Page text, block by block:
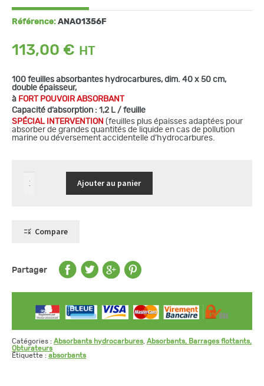
Référence: ANAO1356F
113,00 €
100 feuilles absorbantes hydrocarbures, dim. 40 x 50 cm,
double épaisseur,
à FORT POUVOIR ABSORBANT
Capacité d’absorption : 1,2 L / feuille
S PÉCIAL INTERVENTION (feuilles plus épaisses adaptées pour
absorber de grandes quantités de liquide en cas de pollution
marine ou déversement accidentelle d’hydrocarbures.
quantité
de
-
Ajouter au panier
Compare
Partager
Catégories : Absorbants hydrocarbures Absorbants, Barrages flottants,
Obturateurs
Étiquette : absorbants